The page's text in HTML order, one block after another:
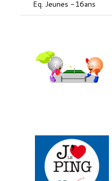
Eq. Jeunes -16ans